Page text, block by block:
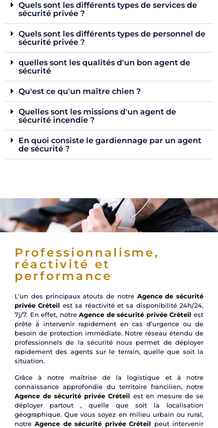
Quels sont les différents types de services de
sécurité privée ?
Quels sont les différents types de personnel de
sécurité privée ?
quelles sont les qualités d'un bon agent de
sécurité
Qu'est ce qu'un maître chien ?
Quelles sont les missions d'un agent de
sécurité incendie ?
En quoi consiste le gardiennage par un agent
de sécurité ?
Professionnalisme,
réactivité et
performance
L’un des principaux atouts de notre Agence de sécurité
privée Créteil est sa réactivité et sa disponibilité 24h/24,
7j/7. En effet, notreAgence de sécurité privée Créteil est
prête à intervenir rapidement en cas d’urgence ou de
besoin de protection immédiate. Notre réseau étendu de
professionnels de la sécurité nous permet de déployer
rapidement des agents sur le terrain, quelle que soit la
situation.
Grâce à notre maîtrise de la logistique et à notre
connaissance approfondie du territoire francilien, notre
Agence de sécurité privée Créteil est en mesure de se
déployer partout , quelle que soit la localisation
géographique. Que vous soyez en milieu urbain ou rural,
notreAgence de sécurité privée Créteil peut intervenir